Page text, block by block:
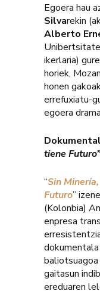
Egoera hau
Silvarekin
Alberto
ikerlaria)
horiek,
honen
errefuxiatu-
egoera
tiene
“Sin
Futuro”
(Kolonbia)
enpresa
dokumentala
baliotsuagoa
gaitasun
ereduaren